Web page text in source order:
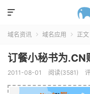

域名资讯  域名应用  正文
订餐小秘书为.CN
2011-08-01 阅读(3581)